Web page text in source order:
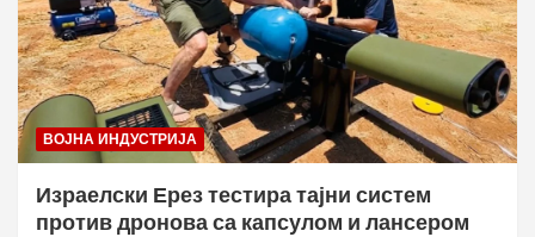
ВОЈНА ИНДУСТРИЈА
Израелски Ерез тестира тајни систем
против дронова са капсулом и лансером